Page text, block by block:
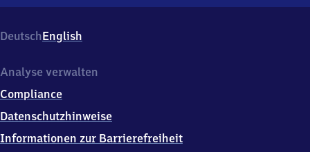
Altplauen
20,
1
8
7
DeutschEnglish
Analyse verwalten
Compliance
Datenschutzhinweise
Informationen zur Barrierefreiheit